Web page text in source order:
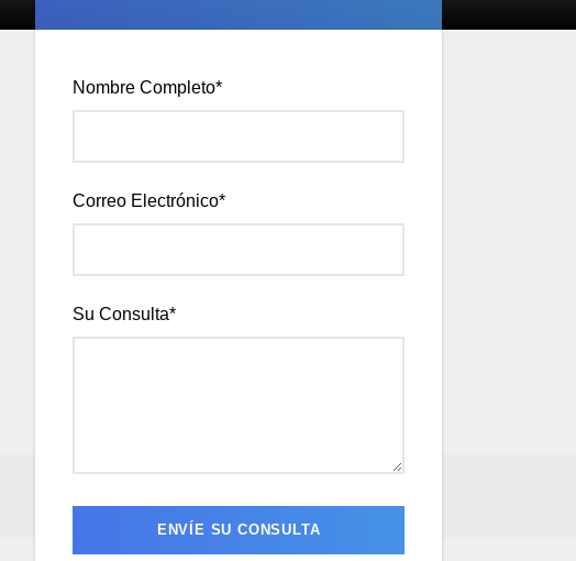
Nombre Completo*
Correo Electrónico*
Su Consulta*